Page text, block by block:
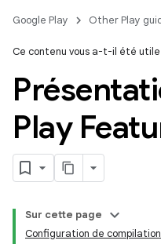
Google Play Other Play
Ce contenu vous a-t-il été utile
Play
Sur cette page
Configuration de